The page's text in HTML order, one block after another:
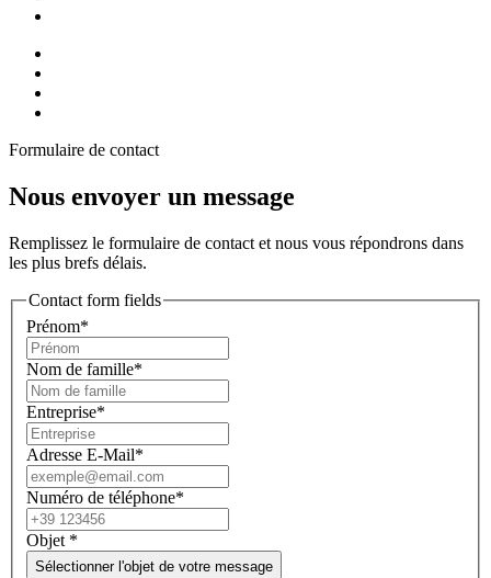
Formulaire de contact
Nous envoyer un message
Remplissez le formulaire de contact et nous vous répondrons dans
les plus brefs délais.
Contact form fields
Prénom*
Nom de famille*
Entreprise*
Adresse E-Mail*
Numéro de téléphone*
Objet *
Sélectionner l'objet de votre message